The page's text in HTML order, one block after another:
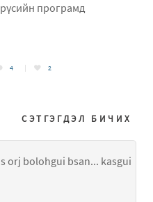
програмд
4 2
СЭТГЭГДЭЛ БИЧИХ
orj bolohgui bsan... kasgui